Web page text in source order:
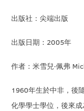
出版社：尖端出版
出版日期：2005年
作者：米雪兒‧佩弗
1960年生於中非，後
化學學士學位，後來